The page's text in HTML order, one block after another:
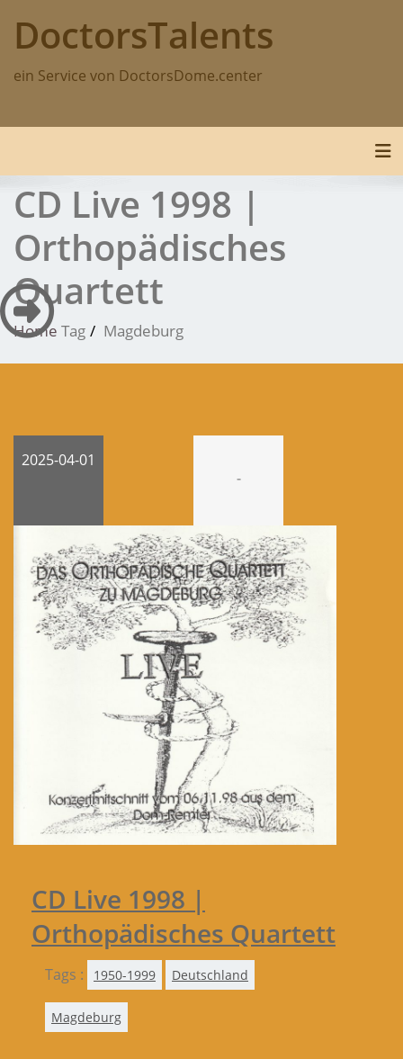
content
DoctorsTalents
ein Service von DoctorsDome.center
CD Live 1998 |
Orthopädisches
Quartett
Home Tag Magdeburg
2025-04-01
-
CD Live 1998 |
Orthopädisches Quartett
Tags : 1950-1999 Deutschland
Magdeburg